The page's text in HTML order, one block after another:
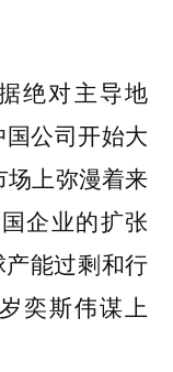
绝对主导地
公司开始大
上弥漫着来
企业的扩张
产能过剩和行
奕斯伟谋上